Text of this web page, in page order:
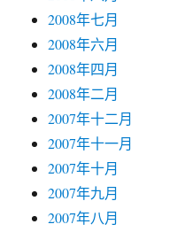
2008年七月
2008年六月
2008年四月
2008年二月
2007年十二月
2007年十一月
2007年十月
2007年九月
2007年八月